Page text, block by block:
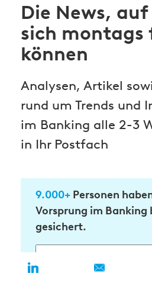
Die News, auf
sich montags
können
Analysen, Artikel
rund um Trends und
im Banking alle 2-3
in Ihr Postfach
9.000+ Personen
Vorsprung im Banking
gesichert.